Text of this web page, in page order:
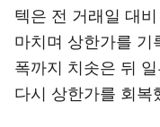
텍은 전 거래일 대
마치며 상한가를 기
폭까지 치솟은 뒤
다시 상한가를 회복